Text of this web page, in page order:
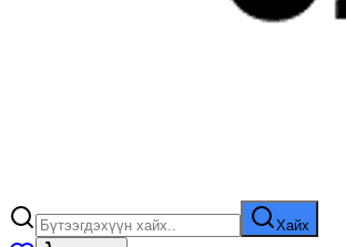
Хайх